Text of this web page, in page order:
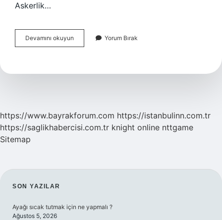
Askerlik…
Devamını okuyun
Askerlik
Zaman
Yorum Bırak
https://www.bayrakforum.com https://istanbulinn.com.tr
https://saglikhabercisi.com.tr knight online nttgame
Sitemap
SIDEBAR
SON YAZILAR
Ayağı sıcak tutmak için ne yapmalı ?
Ağustos 5, 2026